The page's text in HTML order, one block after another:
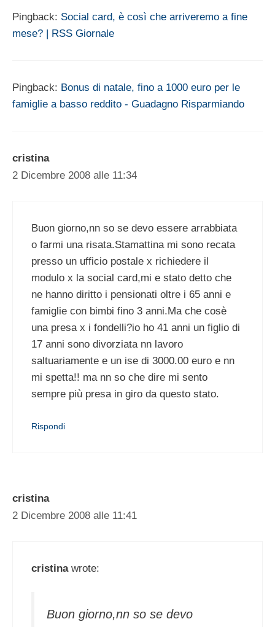
Pingback: Social card, è così che arriveremo a fine
mese? | RSS Giornale
Pingback: Bonus di natale, fino a 1000 euro per le
famiglie a basso reddito - Guadagno Risparmiando
cristina
2 Dicembre 2008 alle 11:34
Buon giorno,nn so se devo essere arrabbiata
o farmi una risata.Stamattina mi sono recata
presso un ufficio postale x richiedere il
modulo x la social card,mi e stato detto che
ne hanno diritto i pensionati oltre i 65 anni e
famiglie con bimbi fino 3 anni.Ma che cosè
una presa x i fondelli?io ho 41 anni un figlio di
17 anni sono divorziata nn lavoro
saltuariamente e un ise di 3000.00 euro e nn
mi spetta!! ma nn so che dire mi sento
sempre più presa in giro da questo stato.
Rispondi
cristina
2 Dicembre 2008 alle 11:41
cristinawrote:
Buon giorno,nn so se devo